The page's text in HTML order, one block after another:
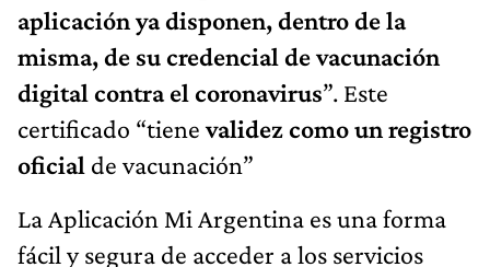
aplicación ya disponen, dentro de la
misma, de su credencial de vacunación
digital contra el coronavirus”. Este
certificado “tienevalidez como un registro
oficial de vacunación”
La Aplicación Mi Argentina es una forma
fácil y segura de acceder a los servicios